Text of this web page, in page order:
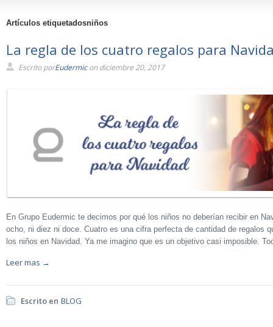
Artículos etiquetadosniños
La regla de los cuatro regalos para
Escrito porEudermicon diciembre 20, 2017
En Grupo Eudermic te decimos por qué los niños no deberían recibir en
ocho, ni diez ni doce. Cuatro es una cifra perfecta de cantidad de regalos
los niños en Navidad. Ya me imagino que es un objetivo casi imposible.
Leer mas →
Escrito en BLOG